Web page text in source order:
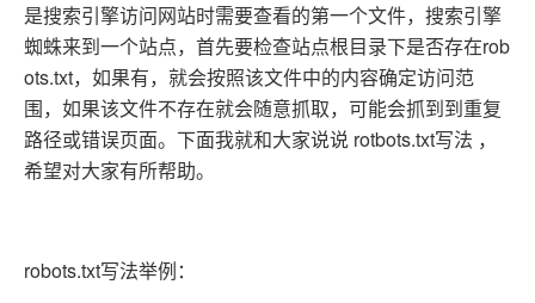
是搜索引擎访问网站时需要查看的第一个文件，搜索引擎
蜘蛛来到一个站点，首先要检查站点根目录下是否存在rob
ots.txt，如果有，就会按照该文件中的内容确定访问范
围，如果该文件不存在就会随意抓取，可能会抓到到重复
路径或错误页面。下面我就和大家说说 rotbots.txt写法 ，
希望对大家有所帮助。
robots.txt写法举例：